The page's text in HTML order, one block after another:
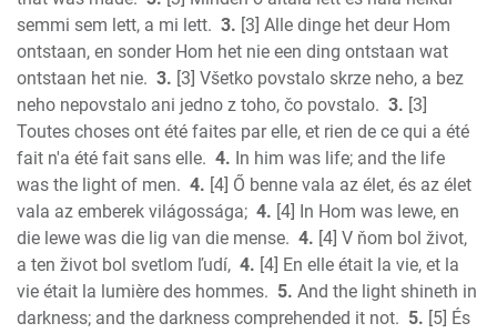
Isaiah
Jeremiah
Lamentations
Ezekiel
Daniel
Hosea
Joel
Amos
Obadiah
Jonah
Micah
semmi sem lett, a mi lett. 3. [3] Alle dinge het deur Hom
ontstaan, en sonder Hom het nie een ding ontstaan wat
ontstaan het nie. 3. [3] Všetko povstalo skrze neho, a bez
neho nepovstalo ani jedno z toho, čo povstalo. 3. [3]
Toutes choses ont été faites par elle, et rien de ce qui a été
fait n'a été fait sans elle. 4. In him was life; and the life
was the light of men. 4. [4] Ő benne vala az élet, és az élet
vala az emberek világossága; 4. [4] In Hom was lewe, en
die lewe was die lig van die mense. 4. [4] V ňom bol život,
a ten život bol svetlom ľudí, 4. [4] En elle était la vie, et la
vie était la lumière des hommes. 5. And the light shineth in
darkness; and the darkness comprehended it not. 5. [5] És